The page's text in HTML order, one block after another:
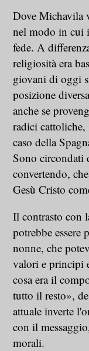
Dove Michavila
nel modo in cui
fede. A
religiosità era
giovani di oggi
posizione
anche se
radici
caso della
Sono circondati
convertendo,
Gesù Cristo
Il contrasto con
potrebbe
nonne, che
valori e principi
cosa era il
tutto il resto»,
attuale inverte
con il
morali.